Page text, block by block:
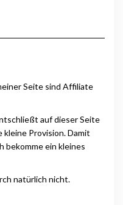
Seite sind Affiliate
auf dieser Seite
kleine Provision. Damit
bekomme ein kleines
natürlich nicht.